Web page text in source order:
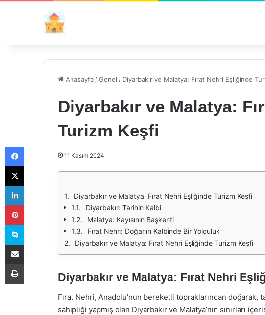
Anasayfa /Genel / Diyarbakır ve Malatya: Fırat Nehri Eşliğinde
Diyarbakır ve Malatya:
Turizm Keşfi
11 Kasım 2024
Diyarbakır ve Malatya: Fırat Nehri Eşliğinde Turizm Keşfi
Diyarbakır: Tarihin Kalbi
Malatya: Kayısının Başkenti
Fırat Nehri: Doğanın Kalbinde Bir Yolculuk
Diyarbakır ve Malatya: Fırat Nehri Eşliğinde Turizm Keşfi
Diyarbakır ve Malatya: Fırat Nehri
Fırat Nehri, Anadolu’nun bereketli topraklarından
sahipliği yapmış olan Diyarbakır ve Malatya’nın sınırları
Facebook
X
LinkedIn
Pinterest
Skype
E-Posta ile paylaş